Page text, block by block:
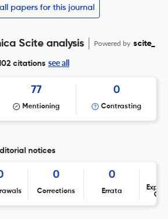
papers for this journal
Scite analysis Powered by scite_
citations see all
77
Mentioning
0
Contrasting
notices
0
Corrections
0
Errata